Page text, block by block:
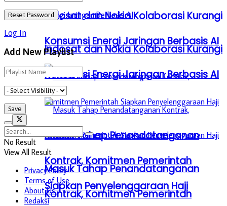
Indosat dan Nokia Kolaborasi Kurangi
Konsumsi Energi Jaringan Berbasis AI
Masuk Tahap Penandatanganan
Kontrak, Komitmen Pemerintah
Siapkan Penyelenggaraan Haji
Indosat dan Nokia Kolaborasi Kurangi
Konsumsi Energi Jaringan Berbasis AI
Masuk Tahap Penandatanganan
Kontrak, Komitmen Pemerintah
Log In
Add New Playlist
No Result
View All Result
Privacy Policy
Terms of Use
About Us
Redaksi